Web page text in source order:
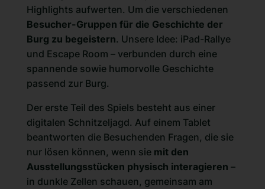
Highlights aufwerten. Um die verschiedenen
Besucher-Gruppen für die Geschichte der
Burg zu begeistern. Unsere Idee: iPad-Rallye
und Escape Room – verbunden durch eine
spannende sowie humorvolle Geschichte
passend zur Burg.
Der erste Teil des Spiels besteht aus einer
digitalen Schnitzeljagd. Auf einem Tablet
beantworten die Besuchenden Fragen, die sie
nur lösen können, wenn sie mit den
Ausstellungsstücken physisch interagieren –
in dunkle Zellen schauen, gemeinsam am